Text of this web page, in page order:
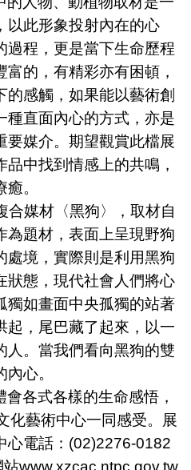
以此形象投射內在的心
過程，更是當下生命歷程
的，有精彩亦有困頓，
的感觸，如果能以藝術創
種直面內心的方式，亦是
要媒介。期望觀賞此檔展
中找到情感上的共鳴，
。
合媒材〈黑狗〉，取材自
為題材，表面上呈現野狗
處境，實際則是利用黑狗
狀態，現代社會人們將心
獨如畫面中央孤獨的站著
起，尾巴藏了起來，以一
人。當我們看向黑狗的雙
心。
各式各樣的生命感悟，
化藝術中心一同感受。展
電話： (02)2276-0182
站www.xzcac.ntpc.gov.tw